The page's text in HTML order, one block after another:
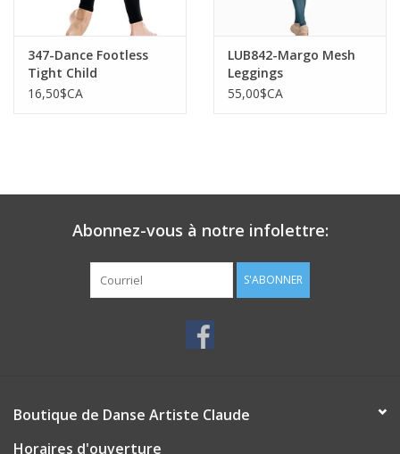
347-Dance Footless
Tight Child
16,50$CA
LUB842-Margo Mesh
Leggings
55,00$CA
Abonnez-vous à notre infolettre:
S'ABONNER
Boutique de Danse Artiste Claude
Horaires d'ouverture